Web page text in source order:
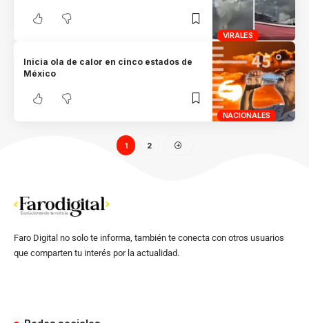
VIRALES
NACIONALES
Inicia ola de calor en cinco estados de
México
1 2
Faro Digital no solo te informa, también te conecta con otros usuarios
que comparten tu interés por la actualidad.